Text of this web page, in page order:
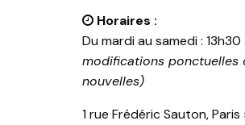
Horaires :
Du mardi au samedi : 13h30
modifications ponctuelles
nouvelles)
1 rue Frédéric Sauton,